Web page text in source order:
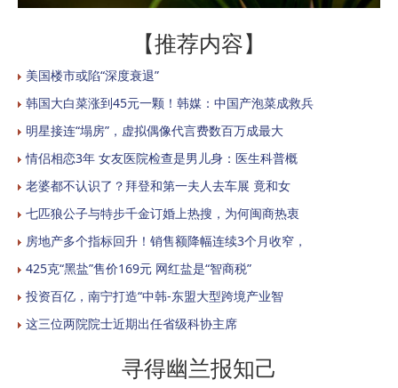
【推荐内容】
美国楼市或陷“深度衰退”
韩国大白菜涨到45元一颗！韩媒：中国产泡菜成救兵
明星接连“塌房”，虚拟偶像代言费数百万成最大
情侣相恋3年 女友医院检查是男儿身：医生科普概
老婆都不认识了？拜登和第一夫人去车展 竟和女
七匹狼公子与特步千金订婚上热搜，为何闽商热衷
房地产多个指标回升！销售额降幅连续3个月收窄，
425克“黑盐”售价169元 网红盐是“智商税”
投资百亿，南宁打造“中韩-东盟大型跨境产业智
这三位两院院士近期出任省级科协主席
寻得幽兰报知己